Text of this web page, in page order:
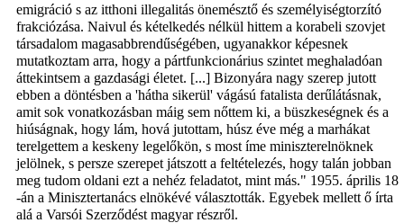
emigráció s az itthoni illegalitás önemésztő és személyiségtorzító
frakciózása. Naivul és kételkedés nélkül hittem a korabeli szovjet
társadalom magasabbrendűségében, ugyanakkor képesnek
mutatkoztam arra, hogy a pártfunkcionárius szintet meghaladóan
áttekintsem a gazdasági életet. [...] Bizonyára nagy szerep jutott
ebben a döntésben a 'hátha sikerül' vágású fatalista derűlátásnak,
amit sok vonatkozásban máig sem nőttem ki, a büszkeségnek és a
hiúságnak, hogy lám, hová jutottam, húsz éve még a marhákat
terelgettem a keskeny legelőkön, s most íme miniszterelnöknek
jelölnek, s persze szerepet játszott a feltételezés, hogy talán jobban
meg tudom oldani ezt a nehéz feladatot, mint más." 1955. április 18
-án a Minisztertanács elnökévé választották. Egyebek mellett ő írta
alá a Varsói Szerződést magyar részről.